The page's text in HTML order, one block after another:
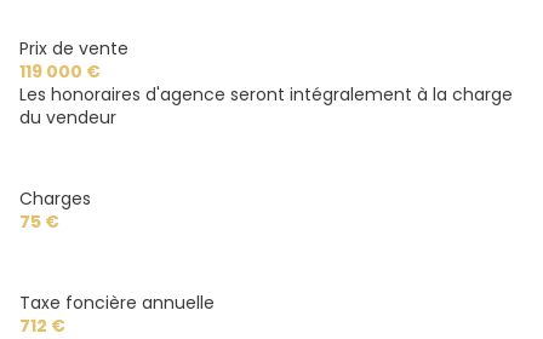
Prix de vente
119 000 €
Les honoraires d'agence seront intégralement à la charge
du vendeur
Charges
75 €
Taxe foncière annuelle
712 €